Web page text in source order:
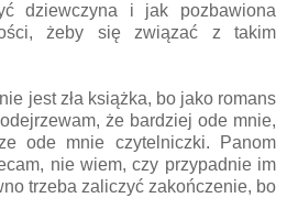
dziewczyna i jak pozbawiona
żeby się związać z takim
jest zła książka, bo jako romans
że bardziej ode mnie,
ode mnie czytelniczki. Panom
nie wiem, czy przypadnie im
trzeba zaliczyć zakończenie, bo